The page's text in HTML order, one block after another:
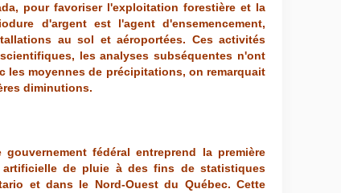
pour favoriser l'exploitation forestière et la
d'argent est l'agent d'ensemencement,
au sol et aéroportées. Ces activités
les analyses subséquentes n'ont
les moyennes de précipitations, on remarquait
diminutions.
gouvernement fédéral entreprend la première
de pluie à des fins de statistiques
et dans le Nord-Ouest du Québec. Cette